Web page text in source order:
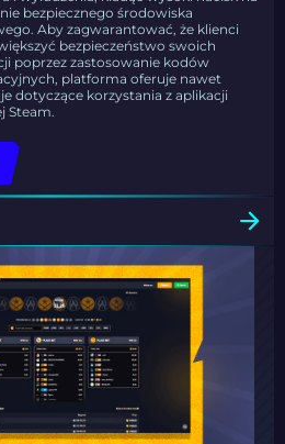
bezpiecznego środowiska
Aby zagwarantować, że klienci
bezpieczeństwo swoich
poprzez zastosowanie kodów
platforma oferuje nawet
dotyczące korzystania z aplikacji
Steam.